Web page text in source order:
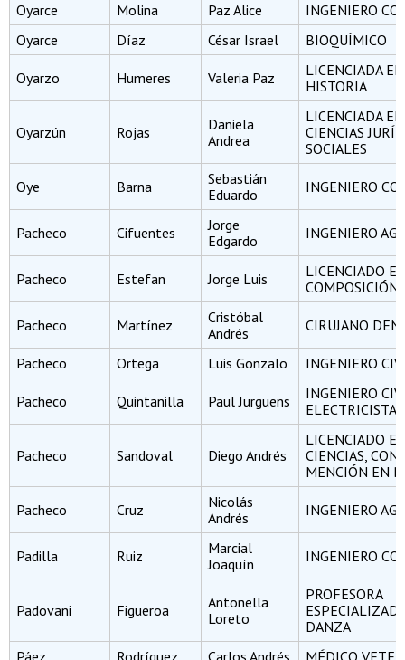
Oyarce
Molina Paz Alice
INGENIERO
Oyarce
Díaz César Israel BIOQUÍMICO
Oyarzo Humeres Valeria Paz
LICENCIADA EN
HISTORIA
Oyarzún Rojas
Daniela
Andrea
LICENCIADA EN
CIENCIAS
SOCIALES
Oye Barna
Sebastián
Eduardo
INGENIERO
Pacheco Cifuentes
Jorge
Edgardo
INGENIERO
Pacheco Estefan Jorge Luis
LICENCIADO
COMPOSICIÓN
Pacheco Martínez
Cristóbal
Andrés
CIRUJANO
Pacheco Ortega Luis Gonzalo INGENIERO
Pacheco Quintanilla Paul Jurguens
INGENIERO
ELECTRICISTA
Pacheco Sandoval Diego Andrés
LICENCIADO
CIENCIAS, CON
MENCIÓN EN
Pacheco Cruz
Nicolás
Andrés
INGENIERO
Padilla Ruiz
Marcial
Joaquín
INGENIERO
Padovani Figueroa
Antonella
Loreto
PROFESORA
DANZA